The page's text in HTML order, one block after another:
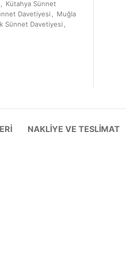
Kütahya Sünnet
Davetiyesi
Muğla
Sünnet Davetiyesi
NAKLIYE VE TESLIMAT